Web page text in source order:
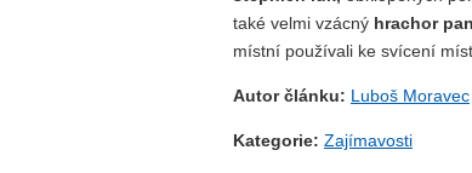
také velmi vzácný hrachor
místní používali ke svícení
Autor článku: Luboš Moravec
Kategorie: Zajímavosti